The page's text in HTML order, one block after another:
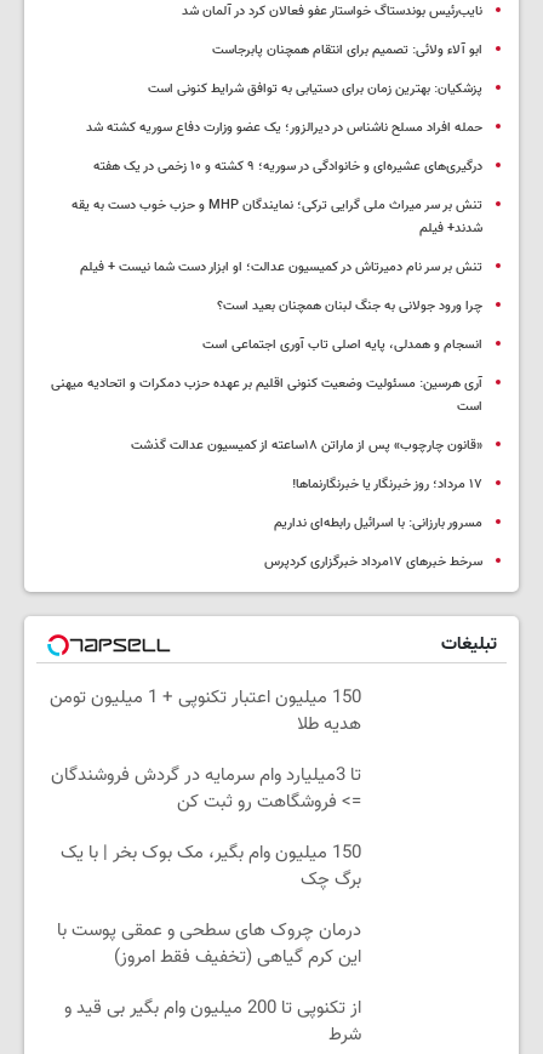
نایب‌رئیس بوندستاگ خواستار عفو فعالان کرد در آلمان شد
ابو آلاء ولائی: تصمیم برای انتقام همچنان پابرجاست
پزشکیان‌: بهترین زمان برای دستیابی به توافق شرایط کنونی است
حمله افراد مسلح ناشناس در دیرالزور؛ یک عضو وزارت دفاع سوریه کشته شد
درگیری‌های عشیره‌ای و خانوادگی در سوریه؛ ۹ کشته و ۱۰ زخمی در یک هفته
تنش بر سر میراث ملی گرایی ترکی؛ نمایندگان MHP و حزب خوب دست به یقه
شدند+ فیلم
تنش بر سر نام دمیرتاش در کمیسیون عدالت؛ او ابزار دست شما نیست + فیلم
چرا ورود جولانی به جنگ لبنان همچنان بعید است؟
انسجام و همدلی، پایه اصلی تاب آوری اجتماعی است
آری هرسین: مسئولیت وضعیت کنونی اقلیم بر عهده حزب دمکرات و اتحادیه میهنی
است
«قانون چارچوب» پس از ماراتن ۱۸ساعته از کمیسیون عدالت گذشت
١٧ مرداد؛ روز خبرنگار یا خبرنگارنماها!
مسرور بارزانی: با اسرائیل رابطه‌ای نداریم
سرخط خبرهای ۱۷مرداد خبرگزاری کردپرس
تبلیغات
150 میلیون اعتبار تکنوپی + 1 میلیون تومن
هدیه طلا
تا 3میلیارد وام سرمایه در گردش فروشندگان
=> فروشگاهت رو ثبت کن
150 میلیون وام بگیر، مک بوک بخر | با یک
برگ چک
درمان چروک های سطحی و عمقی پوست با
این کرم گیاهی (تخفیف فقط امروز)
از تکنوپی تا 200 میلیون وام بگیر بی قید و
شرط